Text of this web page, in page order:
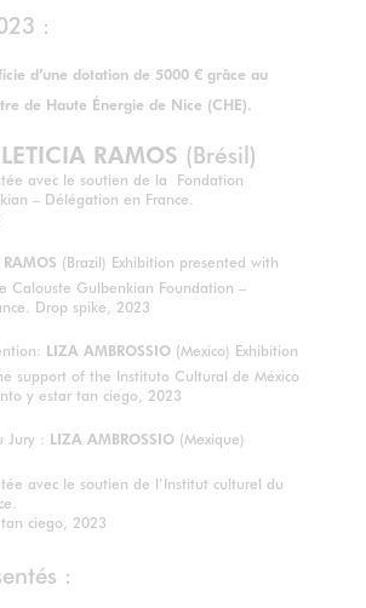
:
d’une dotation de 5000 € grâce au
de Haute Énergie de Nice (CHE).
LETICIA RAMOS (Brésil)
avec le soutien de la Fondation
– Délégation en France.
(Brazil) Exhibition presented with
Calouste Gulbenkian Foundation –
Drop spike, 2023
LIZA AMBROSSIO (Mexico) Exhibition
support of the Instituto Cultural de México
y estar tan ciego, 2023
Jury : LIZA AMBROSSIO (Mexique)
avec le soutien de l’Institut culturel du
ciego, 2023
: